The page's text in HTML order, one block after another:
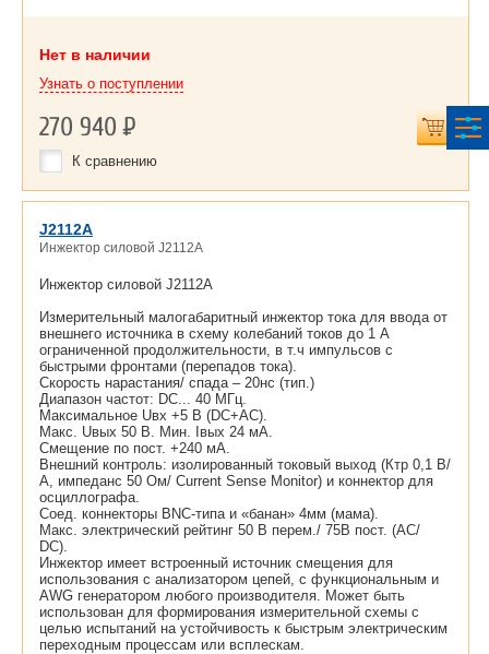
Нет в наличии
Узнать о поступлении
270 940Р
К сравнению
J2112A
Инжектор силовой J2112A
Инжектор силовой J2112A
Измерительный малогабаритный инжектор тока для ввода от
внешнего источника в схему колебаний токов до 1 А
ограниченной продолжительности, в т.ч импульсов с
быстрыми фронтами (перепадов тока).
Скорость нарастания/ спада – 20нс (тип.)
Диапазон частот: DC... 40 МГц.
Максимальное Uвх +5 В (DC+AC).
Макс. Uвых 50 В. Мин. Iвых 24 мА.
Смещение по пост. +240 мА.
Внешний контроль: изолированный токовый выход (Ктр 0,1 В/
А, импеданс 50 Ом/ Current Sense Monitor) и коннектор для
осциллографа.
Соед. коннекторы BNC-типа и «банан» 4мм (мама).
Макс. электрический рейтинг 50 В перем./ 75В пост. (AC/
DC).
Инжектор имеет встроенный источник смещения для
использования с анализатором цепей, с функциональным и
AWG генератором любого производителя. Может быть
использован для формирования измерительной схемы с
целью испытаний на устойчивость к быстрым электрическим
переходным процессам или всплескам.